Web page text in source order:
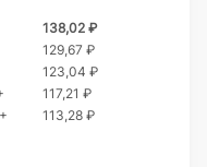
138,02 ₽
129,67 ₽
123,04 ₽
117,21 ₽
113,28 ₽